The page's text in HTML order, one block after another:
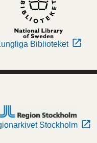
Biblioteket
Stockholm